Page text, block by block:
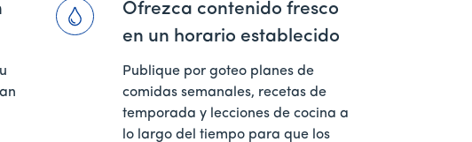
Ofrezca contenido fresco
en un horario establecido
Publique por goteo planes de
comidas semanales, recetas de
temporada y lecciones de cocina a
lo largo del tiempo para que los